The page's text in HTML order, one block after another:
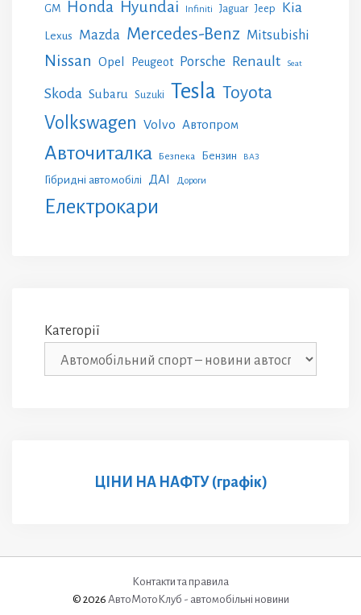
GM Honda Hyundai Infiniti Jaguar Jeep Kia
Lexus Mazda Mercedes-Benz Mitsubishi
Nissan Opel Peugeot Porsche Renault Seat
Skoda Subaru Suzuki Tesla Toyota
Volkswagen Volvo Автопром
Авточиталка Безпека Бензин ВАЗ
Гібридні автомобілі ДАІ Дороги
Електрокари
Категорії
ЦІНИ НА НАФТУ (графік)
Контакти та правила
© 2026 АвтоМотоКлуб - автомобільні новини